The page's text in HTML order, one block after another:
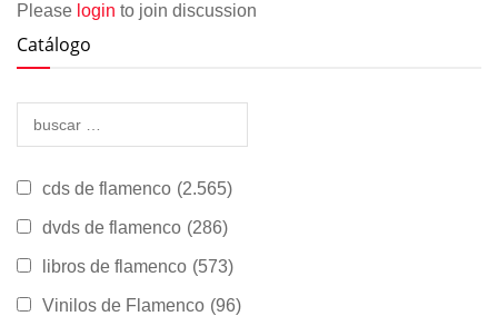
Please login to join discussion
Catálogo
cds de flamenco (2.565)
dvds de flamenco (286)
libros de flamenco (573)
Vinilos de Flamenco (96)